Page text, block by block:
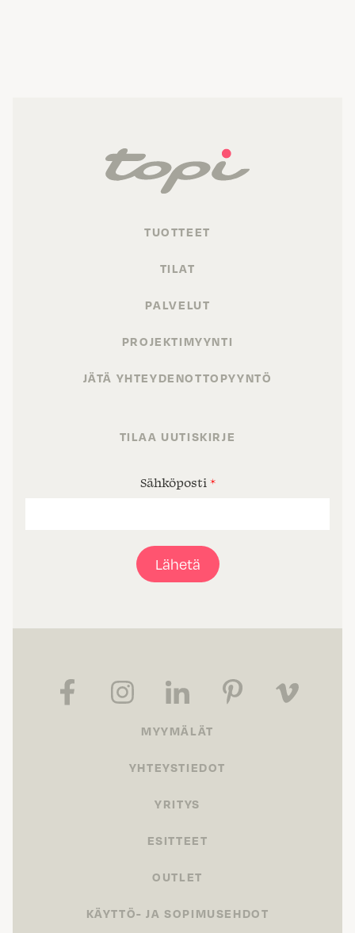
TUOTTEET
TILAT
PALVELUT
PROJEKTIMYYNTI
JÄTÄ YHTEYDENOTTOPYYNTÖ
TILAA UUTISKIRJE
Sähköposti *
Lähetä
MYYMÄLÄT
YHTEYSTIEDOT
YRITYS
ESITTEET
OUTLET
KÄYTTÖ- JA SOPIMUSEHDOT